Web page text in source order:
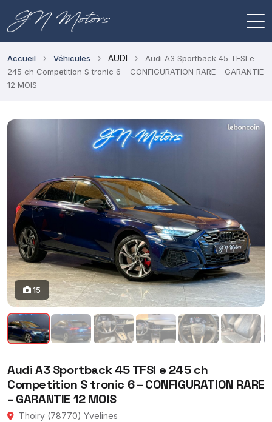
Accueil › Véhicules › AUDI ›
Audi A3 Sportback 45 TFSI e
245 ch Competition S tronic 6 – CONFIGURATION RARE – GARANTIE
12 MOIS
15
Audi A3 Sportback 45 TFSI e 245 ch
Competition S tronic 6 – CONFIGURATION RARE
– GARANTIE 12 MOIS
Thoiry (78770) Yvelines